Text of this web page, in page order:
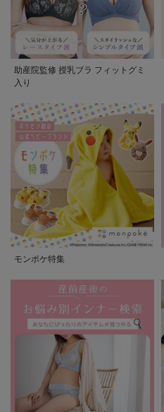
助産院監修 授乳ブラ フィットグミ
入り
モンポケ特集